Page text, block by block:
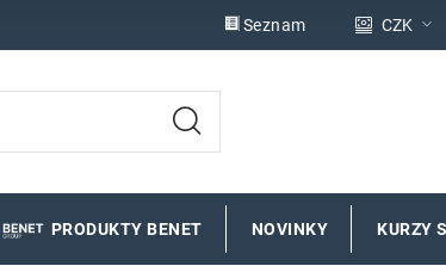
Seznam CZK
PRODUKTY BENET NOVINKY KURZY